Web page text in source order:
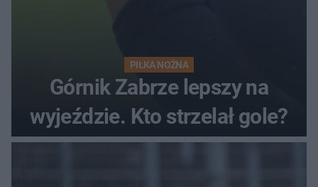
PIŁKA NOŻNA
Górnik Zabrze lepszy na
wyjeździe. Kto strzelał gole?